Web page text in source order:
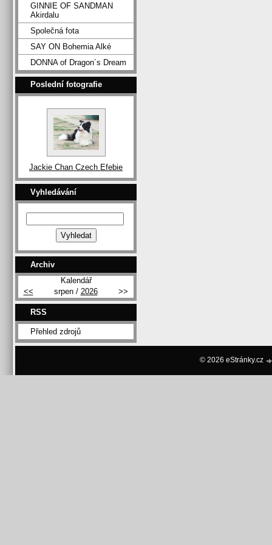
GINNIE OF SANDMAN
Akirdalu
Společná fota
SAY ON Bohemia Alké
DONNA of Dragon´s Dream
Poslední fotografie
Jackie Chan Czech Efebie
Vyhledávání
Archiv
Kalendář
<<
srpen / 2026 >>
RSS
Přehled zdrojů
© 2026 eStránky.cz